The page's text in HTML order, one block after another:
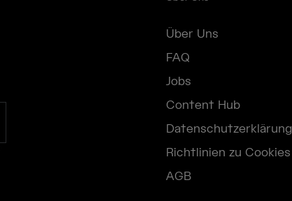
Über Uns
FAQ
Jobs
Content Hub
Datenschutzerklärung
Richtlinien zu Cookies
AGB